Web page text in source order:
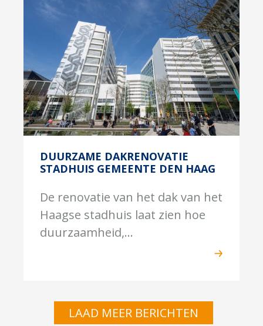
DUURZAME DAKRENOVATIE
STADHUIS GEMEENTE DEN HAAG
De renovatie van het dak van het
Haagse stadhuis laat zien hoe
duurzaamheid,...
LAAD MEER BERICHTEN